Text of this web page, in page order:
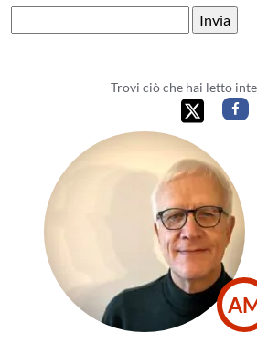
Trovi ciò che hai letto